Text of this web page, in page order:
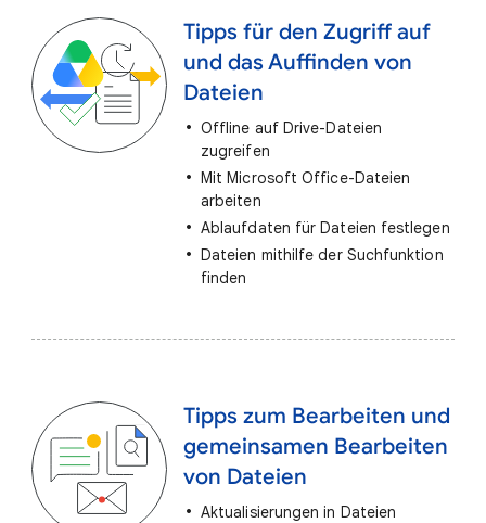
Tipps für den Zugriff auf
und das Auffinden von
Dateien
Offline auf Drive-Dateien
zugreifen
Mit Microsoft Office-Dateien
arbeiten
Ablaufdaten für Dateien festlegen
Dateien mithilfe der Suchfunktion
finden
Tipps zum Bearbeiten und
gemeinsamen Bearbeiten
von Dateien
Aktualisierungen in Dateien